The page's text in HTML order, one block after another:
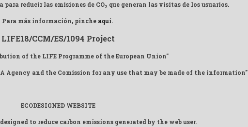
para reducir las emisiones de CO2 que generan las visitas de los usuarios.
Para más información, pinche aquí.
LIFE18/CCM/ES/1094 Project
of the LIFE Programme of the European Union"
Agency and the Comission for any use that may be made of the information"
ECODESIGNED WEBSITE
to reduce carbon emissions generated by the web user.